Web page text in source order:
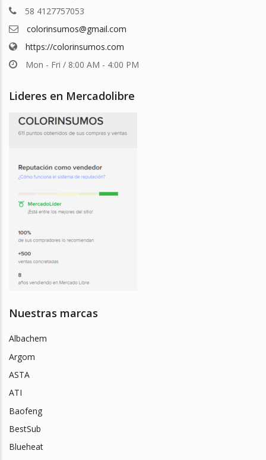
58 4127757053
colorinsumos@gmail.com
https://colorinsumos.com
Mon - Fri / 8:00 AM - 4:00 PM
Lideres en Mercadolibre
Nuestras marcas
Albachem
Argom
ASTA
ATI
Baofeng
BestSub
Blueheat